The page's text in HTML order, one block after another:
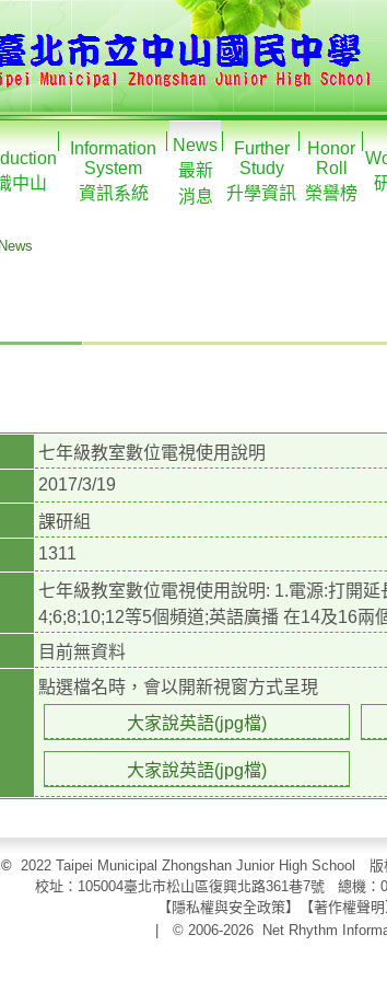
中山
Information
System
資訊系統
News
最新
消息
Further
Study
升學資訊
Honor
Roll
榮譽榜
News
七年級教室數位電視使用說明
2017/3/19
課研組
1311
七年級教室數位電視使用說明: 1.電源:打開
4;6;8;10;12等5個頻道;英語廣播 在14及16兩
目前無資料
點選檔名時，會以開新視窗方式呈現
大家說英語(jpg檔)
大家說英語(jpg檔)
© 2022 Taipei Municipal Zhongshan Junior High School
校址：105004臺北市松山區復興北路361巷7號 總機：
【隱私權與安全政策】【著作權聲明
| © 2006-2026
Net Rhythm